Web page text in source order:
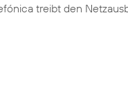
treibt den